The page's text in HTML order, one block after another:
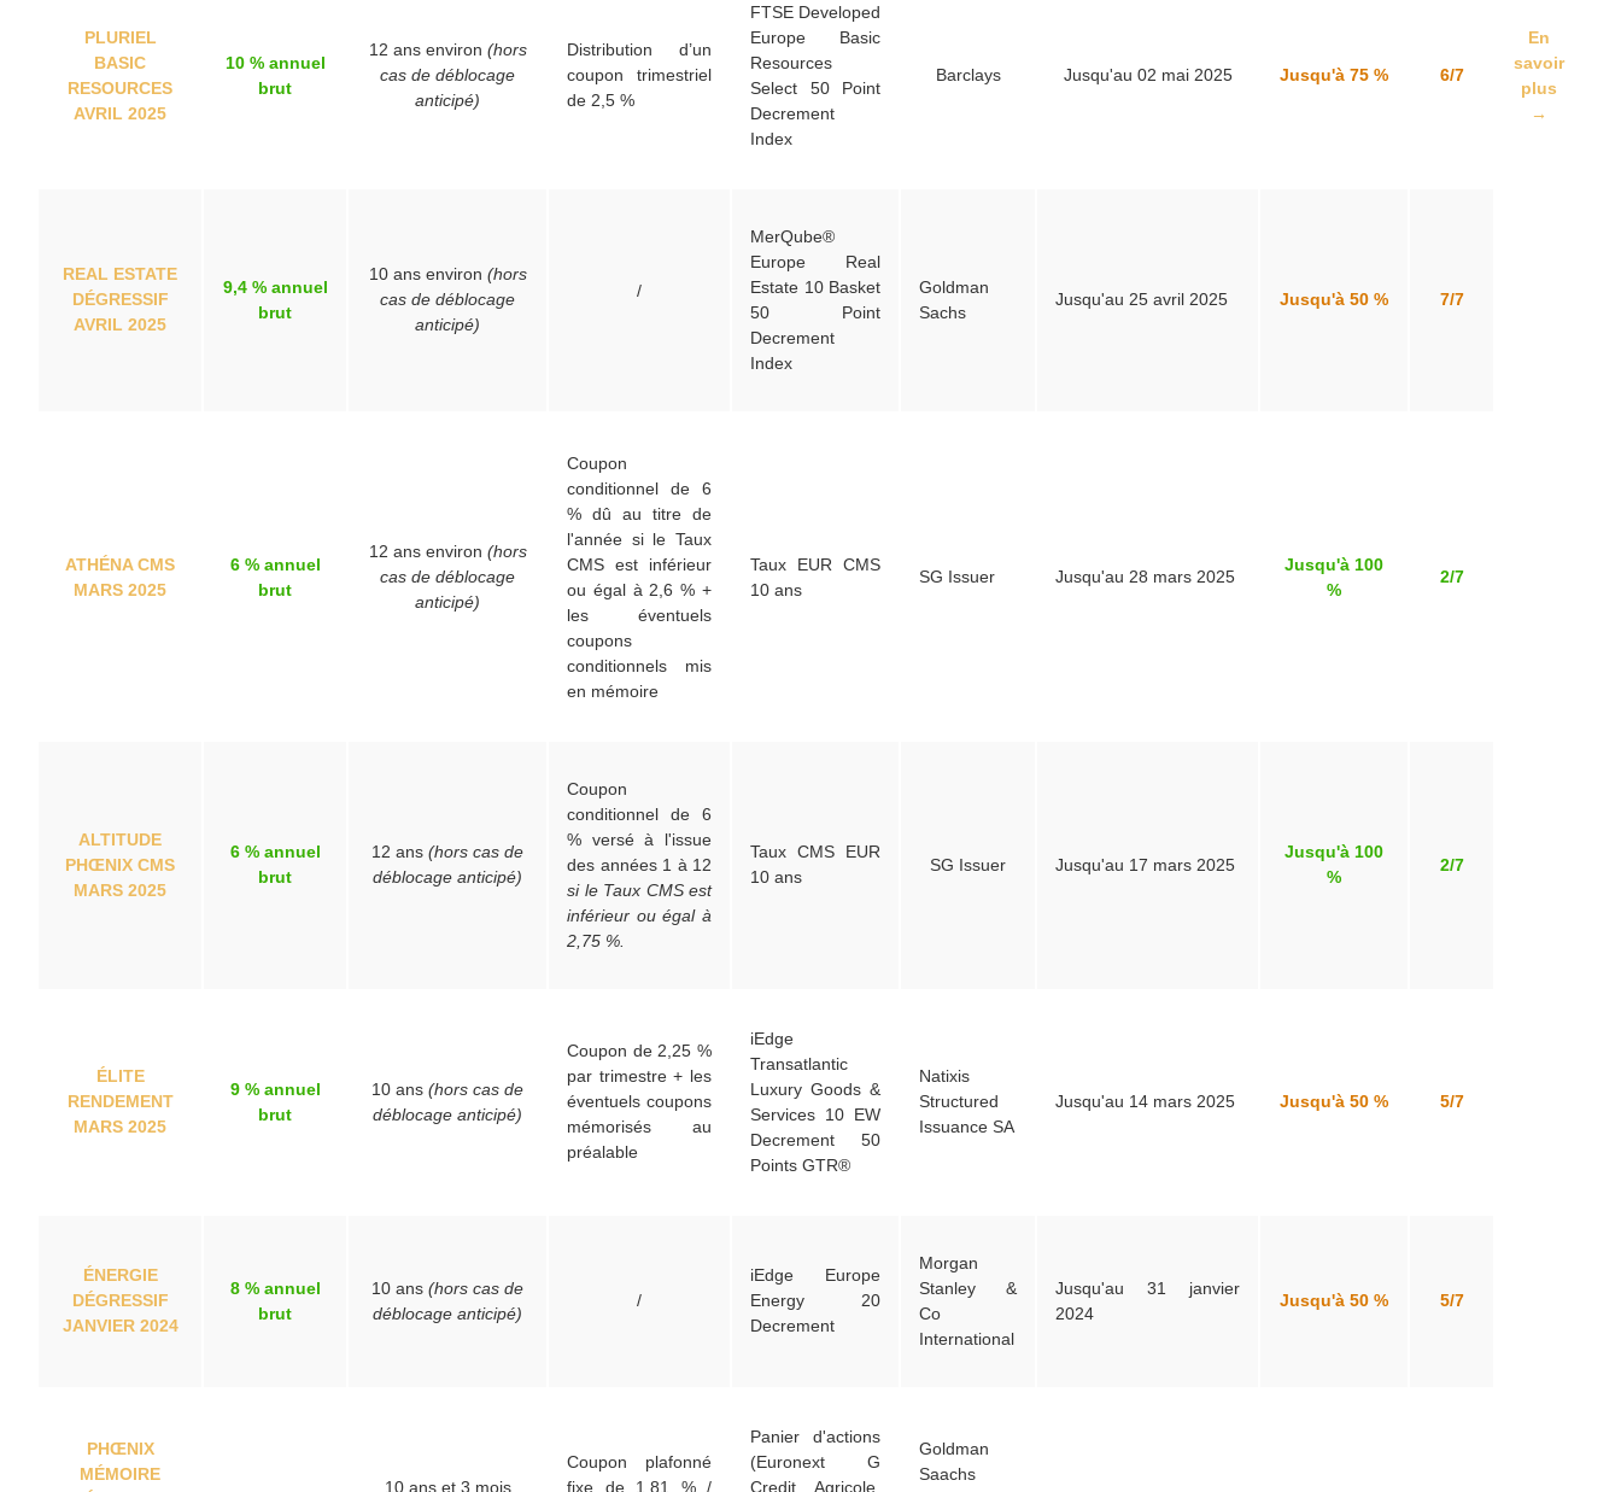
PLURIEL
BASIC
RESOURCES
AVRIL 2025
10 % annuel
brut
12 ans environ (hors
cas de déblocage
anticipé)
Distribution d’un
coupon trimestriel
de 2,5 %
FTSE Developed
Europe Basic
Resources
Select 50 Point
Decrement
Index
Barclays Jusqu'au 02 mai 2025 Jusqu'à 75 % 6/7
En
savoir
plus
→
REAL ESTATE
DÉGRESSIF
AVRIL 2025
9,4 % annuel
brut
10 ans environ (hors
cas de déblocage
anticipé)
/
MerQube®
Europe Real
Estate 10 Basket
50 Point
Decrement
Index
Goldman
Sachs
Jusqu'au 25 avril 2025 Jusqu'à 50 % 7/7
ATHÉNA CMS
MARS 2025
6 % annuel
brut
12 ans environ (hors
cas de déblocage
anticipé)
Coupon
conditionnel de 6
% dû au titre de
l'année si le Taux
CMS est inférieur
ou égal à 2,6 % +
les éventuels
coupons
conditionnels mis
en mémoire
Taux EUR CMS
10 ans
SG Issuer Jusqu'au 28 mars 2025
Jusqu'à 100
%
2/7
ALTITUDE
PHŒNIX CMS
MARS 2025
6 % annuel
brut
12 ans (hors cas de
déblocage anticipé)
Coupon
conditionnel de 6
% versé à l'issue
des années 1 à 12
si le Taux CMS est
inférieur ou égal à
2,75 %.
Taux CMS EUR
10 ans
SG Issuer Jusqu'au 17 mars 2025
Jusqu'à 100
%
2/7
ÉLITE
RENDEMENT
MARS 2025
9 % annuel
brut
10 ans (hors cas de
déblocage anticipé)
Coupon de 2,25 %
par trimestre + les
éventuels coupons
mémorisés au
préalable
iEdge
Transatlantic
Luxury Goods &
Services 10 EW
Decrement 50
Points GTR®
Natixis
Structured
Issuance SA
Jusqu'au 14 mars 2025 Jusqu'à 50 % 5/7
ÉNERGIE
DÉGRESSIF
JANVIER 2024
8 % annuel
brut
10 ans (hors cas de
déblocage anticipé)
/
iEdge Europe
Energy 20
Decrement
Morgan
Stanley &
Co
International
Jusqu'au 31 janvier
2024
Jusqu'à 50 % 5/7
PHŒNIX
MÉMOIRE
10 ans et 3 mois
Coupon plafonné
fixe de 1,81 % /
Panier d'actions
(Euronext G
Credit Agricole,
Goldman
Saachs